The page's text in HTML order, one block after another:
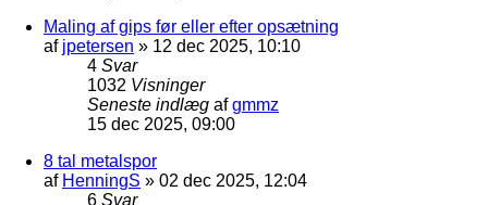
Maling af gips før eller efter opsætning
af jpetersen » 12 dec 2025, 10:10
4 Svar
1032 Visninger
Seneste indlæg afgmmz
15 dec 2025, 09:00
8 tal metalspor
af HenningS » 02 dec 2025, 12:04
6 Svar